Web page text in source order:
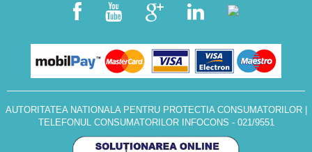
AUTORITATEA NATIONALA PENTRU PROTECTIA CONSUMATORILOR|
TELEFONUL CONSUMATORILOR INFOCONS - 021/9551